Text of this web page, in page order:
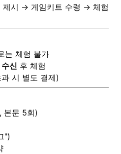
제시 → 게임키트 수령 → 체험
는 체험 불가
신 후 체험
시 별도 결제)
본문 5회)
")